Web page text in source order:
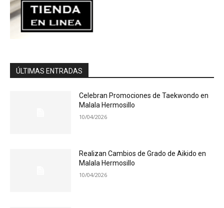
ÚLTIMAS ENTRADAS
Celebran Promociones de Taekwondo en
Malala Hermosillo
10/04/2026
Realizan Cambios de Grado de Aikido en
Malala Hermosillo
10/04/2026